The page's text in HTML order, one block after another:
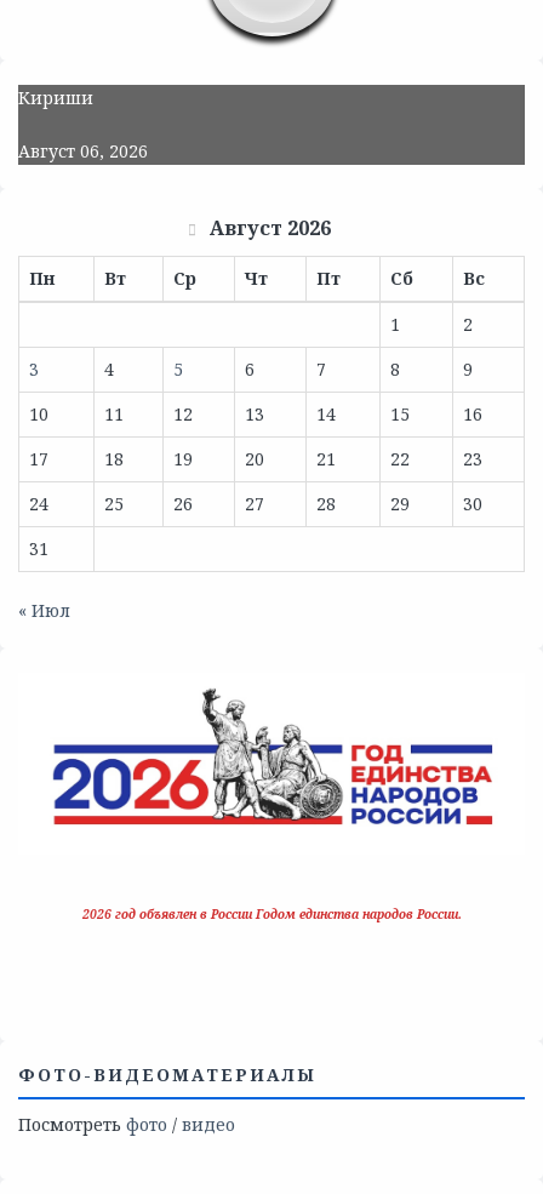
Кириши
Август 06, 2026
Август 2026
Пн Вт Ср Чт Пт Сб
Вс
1
2
3
4 5 6 7 8
9
10
11 12 13 14 15
16
17
18 19 20 21 22
23
24
25 26 27 28 29
30
31
« Июл
2026 год объявлен в России Годом единства народов России.
ФОТО-ВИДЕОМАТЕРИАЛЫ
Посмотреть фото / видео